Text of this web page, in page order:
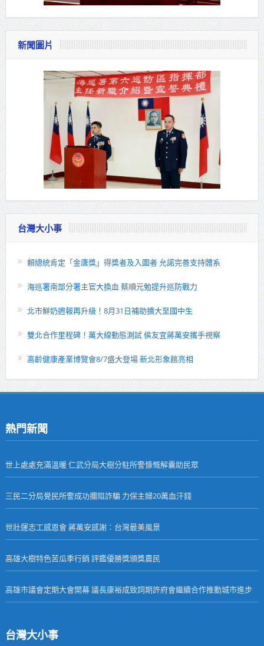
新聞圖片
台灣大小事
賴總統肯定「金唐獎」得獎者及入圍者 允諾完善支持體系
海巡署南部分署主官大換血 蔡順元勉提升巡防戰力
北市鮮奶週報再升級！8月31日補助擴大至國中生
雙北合作里程碑！萬大線動態測試 侯友宜蔣萬安攜手視察
高齡健康產業博覽會8/7盛大登場 新北形象館亮相
熱門新聞
世上處處充滿溫暖 仁武分局大樹分駐所警慷慨解囊助民眾
三民二分局覺民所警成功攔阻詐騙 力保主婦20萬血汗錢
世壯運志工感恩會 蔣萬安感謝：台灣最美風景
高雄大樹特色苦瓜季行銷 評鑑優勝獎頒獎農民
高雄市議會定期大會開幕 議長康裕成致詞期許府會繼續合作推動城市進步
台灣大小事